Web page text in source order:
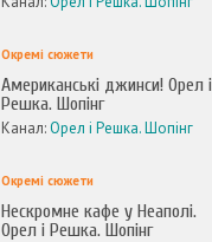
Окремі сюжети
Американські джинси! Орел і
Решка. Шопінг
Канал:Орел і Решка. Шопінг
Окремі сюжети
Нескромне кафе у Неаполі.
Орел і Решка. Шопінг